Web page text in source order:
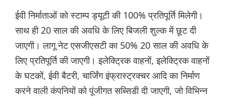
ईवी निर्माताओं को स्टाम्प ड्यूटी की 100% प्रतिपूर्ति मिलेगी।
साथ ही 20 साल की अवधि के लिए बिजली शुल्क में छूट दी
जाएगी। लागू नेट एसजीएसटी का 50% 20 साल की अवधि के
लिए प्रतिपूर्ति की जाएगी। इलेक्ट्रिक वाहनों, इलेक्ट्रिक वाहनों
के घटकों, ईवी बैटरी, चार्जिंग इंफ्रास्ट्रक्चर आदि का निर्माण
करने वाली कंपनियों को पूंजीगत सब्सिडी दी जाएगी, जो विभिन्न